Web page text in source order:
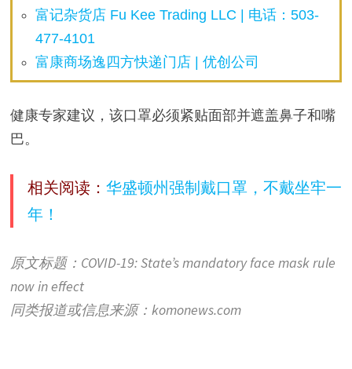
富记杂货店 Fu Kee Trading LLC | 电话：503-
477-4101
富康商场逸四方快递门店 | 优创公司
健康专家建议，该口罩必须紧贴面部并遮盖鼻子和嘴
巴。
相关阅读： 华盛顿州强制戴口罩，不戴坐牢一
年！
原文标题：COVID-19: State’s mandatory face mask rule
now in effect
同类报道或信息来源：komonews.com